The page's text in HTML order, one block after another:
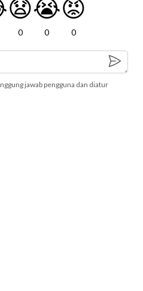
😧
0
😭
0
😡
0
jawab pengguna dan diatur